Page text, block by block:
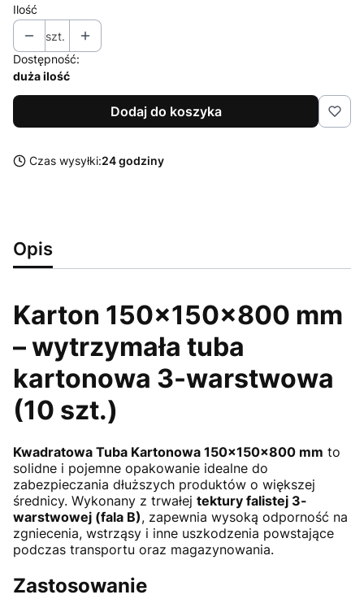
Ilość
szt.
Dostępność:
duża ilość
Dodaj do koszyka
Czas wysyłki:24 godziny
Opis
Karton 150×150×800 mm
– wytrzymała tuba
kartonowa 3-warstwowa
(10 szt.)
Kwadratowa Tuba Kartonowa 150×150×800 mm to
solidne i pojemne opakowanie idealne do
zabezpieczania dłuższych produktów o większej
średnicy. Wykonany z trwałej tektury falistej 3-
warstwowej (fala B), zapewnia wysoką odporność na
zgniecenia, wstrząsy i inne uszkodzenia powstające
podczas transportu oraz magazynowania.
Zastosowanie